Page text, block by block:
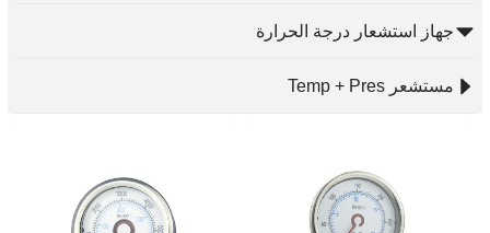
جهاز استشعار درجة الحرارة
مستشعر Temp + Pres